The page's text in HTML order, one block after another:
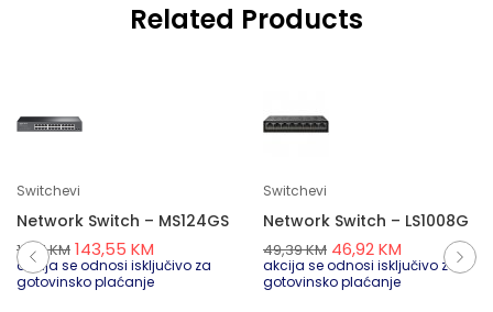
Related Products
Switchevi
Network Switch – MS124GS
151,11KM 143,55 KM
akcija se odnosi isključivo za
gotovinsko plaćanje
Switchevi
Network Switch – LS1008G
49,39KM 46,92KM
akcija se odnosi isključivo za
gotovinsko plaćanje